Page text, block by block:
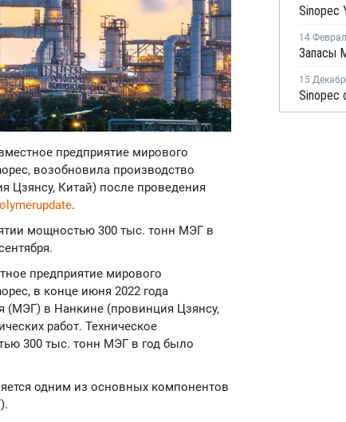
предприятие мирового
возобновила производство
Цзянсу, Китай) после проведения
.
мощностью 300 тыс. тонн МЭГ в
предприятие мирового
в конце июня 2022 года
(МЭГ) в Нанкине (провинция Цзянсу,
работ. Техническое
300 тыс. тонн МЭГ в год было
одним из основных компонентов
14
15
Sinopec